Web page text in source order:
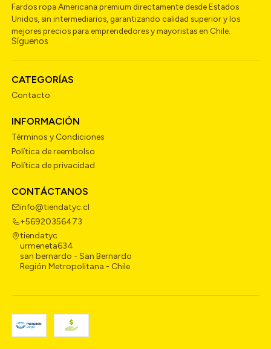
Fardos ropa Americana premium directamente desde Estados
Unidos, sin intermediarios, garantizando calidad superior y los
mejores precios para emprendedores y mayoristas en Chile.
Síguenos
CATEGORÍAS
Contacto
INFORMACIÓN
Términos y Condiciones
Política de reembolso
Política de privacidad
CONTÁCTANOS
info@tiendatyc.cl
+56920356473
tiendatyc
urmeneta634
san bernardo - San Bernardo
Región Metropolitana - Chile